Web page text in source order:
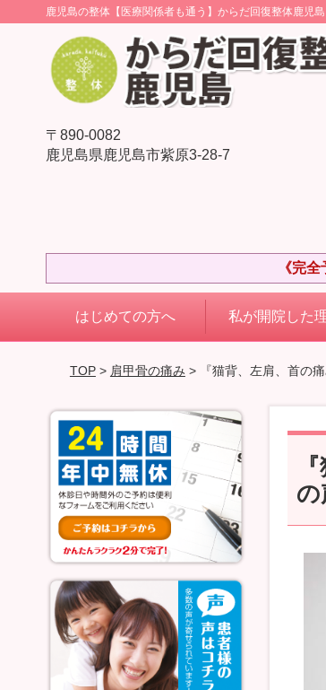
鹿児島の整体【医療関係者も通う】からだ回復整体鹿児島
〒890-0082
鹿児島県鹿児島市紫原3-28-7
《完
はじめての方へ 私が開院した
TOP> 肩甲骨の痛み > 『猫背、左肩、首の
の